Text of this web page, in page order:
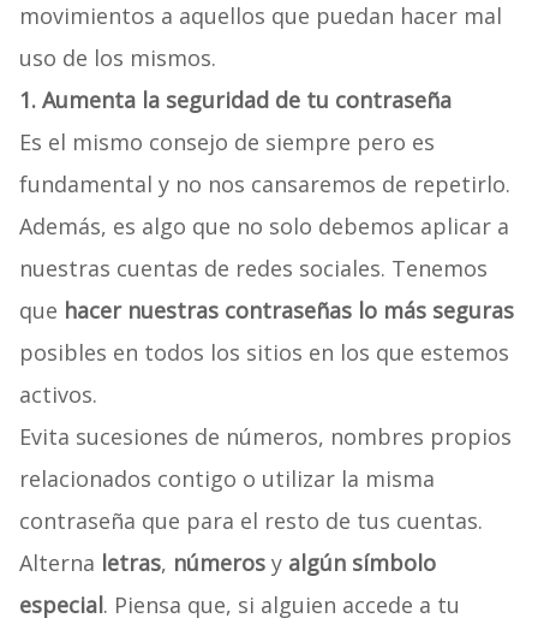
movimientos a aquellos que puedan hacer mal
uso de los mismos.
1. Aumenta la seguridad de tu contraseña
Es el mismo consejo de siempre pero es
fundamental y no nos cansaremos de repetirlo.
Además, es algo que no solo debemos aplicar a
nuestras cuentas de redes sociales. Tenemos
que hacer nuestras contraseñas lo más seguras
posibles en todos los sitios en los que estemos
activos.
Evita sucesiones de números, nombres propios
relacionados contigo o utilizar la misma
contraseña que para el resto de tus cuentas.
Alterna letras, númerosy algún símbolo
especial. Piensa que, si alguien accede a tu